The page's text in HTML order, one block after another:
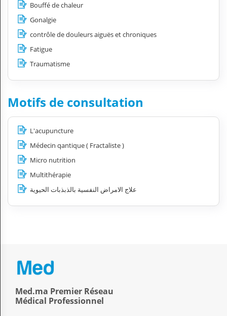
Bouffé de chaleur
Gonalgie
contrôle de douleurs aiguës et chroniques
Fatigue
Traumatisme
Motifs de consultation
L'acupuncture
Médecin qantique ( Fractaliste )
Micro nutrition
Multithérapie
علاج الامراض النفسية بالذبذبات الحيوية
Med.ma Premier Réseau
Médical Professionnel